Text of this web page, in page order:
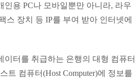
용 PC나 모바일뿐만 아니라, 라우
스 장치 등 IP를 부여 받아 인터넷에
터를 취급하는 은행의 대형 컴퓨터
트 컴퓨터(Host Computer)에 정보를